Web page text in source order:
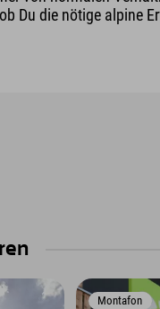
Du die nötige alpine
Montafon